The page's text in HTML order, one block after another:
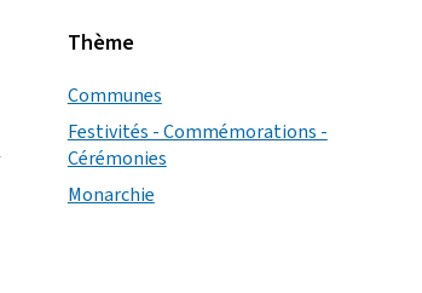
Thème
Communes
Festivités - Commémorations -
Cérémonies
Monarchie